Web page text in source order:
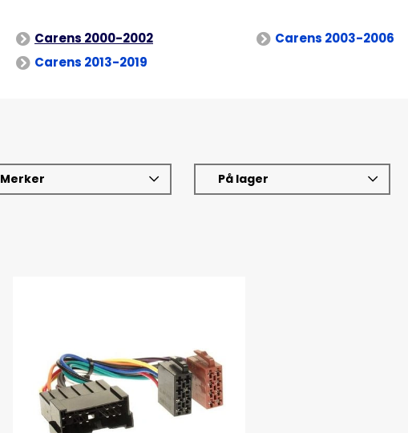
Carens 2000-2002 Carens 2003-2006
Carens 2013-2019
Merker På lager